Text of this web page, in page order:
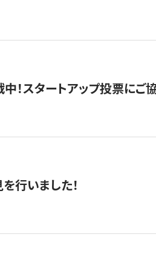
スタートアップ投票にご
行いました！